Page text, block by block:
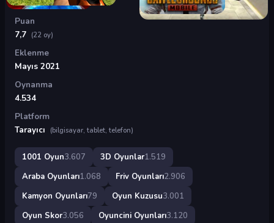
Puan
7,7 (22 oy)
Eklenme
Mayıs 2021
Oynanma
4.534
Platform
Tarayıcı
(bilgisayar, tablet, telefon)
1001 Oyun3.607 3D Oyunlar1.519
Araba Oyunları1.068 Friv Oyunları2.906
Kamyon Oyunları79 Oyun Kuzusu3.001
Oyun Skor3.056 Oyuncini Oyunları3.120